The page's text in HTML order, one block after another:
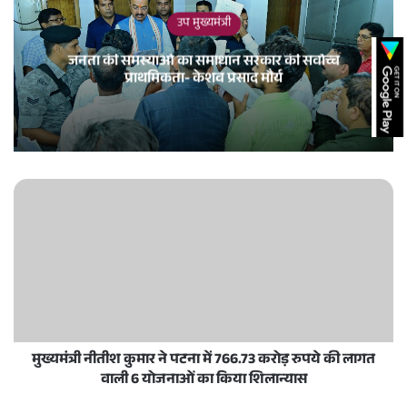
उप मुख्यमंत्री
जनता की समस्याओं का समाधान सरकार की सर्वाेच्च
प्राथमिकता- केशव प्रसाद मौर्य
मुख्यमंत्री नीतीश कुमार ने पटना में 766.73 करोड़ रुपये की लागत
वाली 6 योजनाओं का किया शिलान्यास